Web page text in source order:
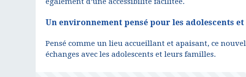
Un environnement pensé pour les adolescents
Pensé comme un lieu accueillant et apaisant, ce
échanges avec les adolescents et leurs familles.